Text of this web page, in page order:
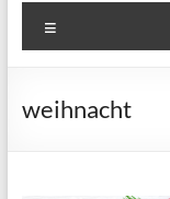
weihnacht